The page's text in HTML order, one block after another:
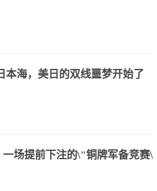
本海，美日的双线噩梦开始了
场提前下注的\"铜牌军备竞赛\"